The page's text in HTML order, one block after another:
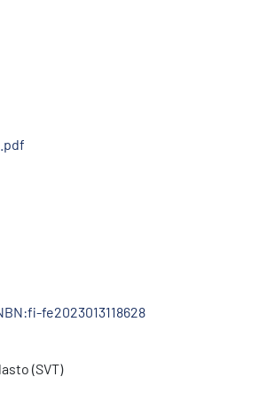
fe2023013118628
(SVT)